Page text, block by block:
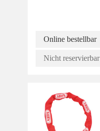
Online bestellbar
Nicht reservierbar